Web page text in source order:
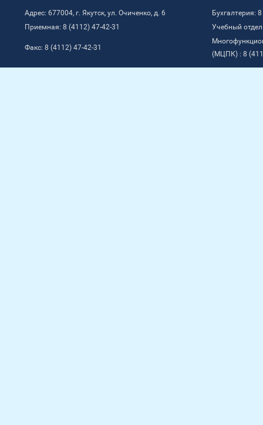
Адрес: 677004, г. Якутск, ул. Очиченко, д. 6
Бухгалтерия:
Приемная: 8 (4112) 47-42-31
Учебный
Факс: 8 (4112) 47-42-31
(МЦПК) : 8